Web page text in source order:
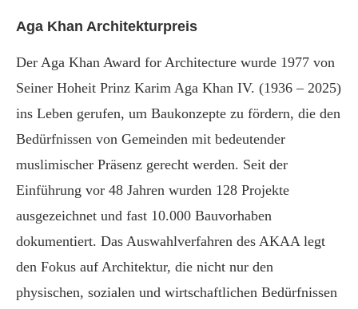
Aga Khan Architekturpreis
Der Aga Khan Award for Architecture wurde 1977 von
Seiner Hoheit Prinz Karim Aga Khan IV. (1936 – 2025)
ins Leben gerufen, um Baukonzepte zu fördern, die den
Bedürfnissen von Gemeinden mit bedeutender
muslimischer Präsenz gerecht werden. Seit der
Einführung vor 48 Jahren wurden 128 Projekte
ausgezeichnet und fast 10.000 Bauvorhaben
dokumentiert. Das Auswahlverfahren des AKAA legt
den Fokus auf Architektur, die nicht nur den
physischen, sozialen und wirtschaftlichen Bedürfnissen